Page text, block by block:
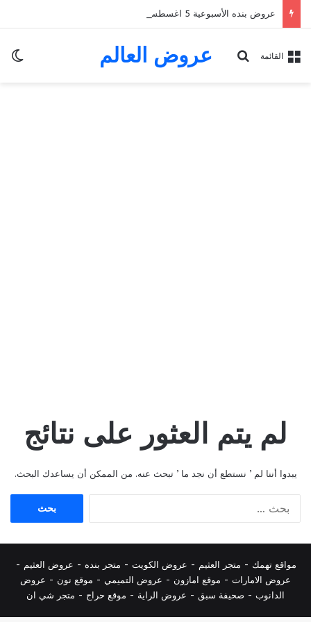
عروض العالم القائمة بحث عن
لم يتم العثور على نتائج
يبدوا أننا لم ’ نستطع أن نجد ما ’ تبحث عنه. من الممكن أن يساعدك البحث.
مواقع تهمك - متجر العثيم - عروض الكويت - متجر بنده - عروض العثيم -
عروض الامارات - موقع امازون - عروض التميمي - موقع نون - عروض
الدانوب - صحيفة سبق - عروض الراية - موقع حراج - متجر شي ان